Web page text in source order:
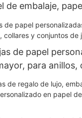
de embalaje,
de cartón para
de papel
para anillos,